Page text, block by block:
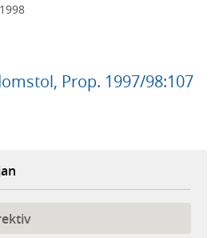
Prop. 1997/98:107